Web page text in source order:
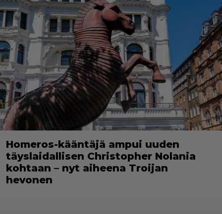
Homeros-kääntäjä ampui uuden
täyslaidallisen Christopher Nolania
kohtaan – nyt aiheena Troijan
hevonen